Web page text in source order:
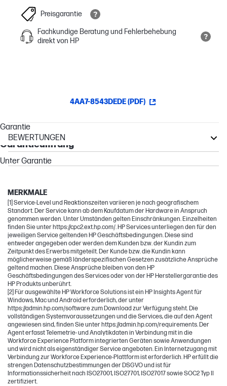
Preisgarantie
Fachkundige Beratung und Fehlerbehebung
direkt von HP
4AA7-8543DEDE (PDF)
Garantie
Garantieumfang
Unter Garantie
BEWERTUNGEN
EliteBook
Other compatible products
MERKMALE
[1] Service-Level und Reaktionszeiten variieren je nach geografischem
Standort. Der Service kann ab dem Kaufdatum der Hardware in Anspruch
genommen werden. Unter Umständen gelten Einschränkungen. Einzelheiten
finden Sie unter https://cpc2.ext.hp.com/. HP Services unterliegen den für den
jeweiligen Service geltenden HP Geschäftsbedingungen. Diese sind
entweder angegeben oder werden dem Kunden bzw. der Kundin zum
Zeitpunkt des Erwerbs mitgeteilt. Der Kunde bzw. die Kundin kann
möglicherweise gemäß länderspezifischen Gesetzen zusätzliche Ansprüche
geltend machen. Diese Ansprüche bleiben von den HP
Geschäftsbedingungen des Services oder von der HP Herstellergarantie des
HP Produkts unberührt.
[2] Für ausgewählte HP Workforce Solutions ist ein HP Insights Agent für
Windows, Mac und Android erforderlich, der unter
https://admin.hp.com/software zum Download zur Verfügung steht. Die
vollständigen Systemvoraussetzungen und die Services, die auf den Agent
angewiesen sind, finden Sie unter https://admin.hp.com/requirements. Der
Agent erfasst Telemetrie- und Analytikdaten in Verbindung mit in die
Workforce Experience Platform integrierten Geräten sowie Anwendungen
und wird nicht als eigenständiger Service angeboten. Ein Internetzugang mit
Verbindung zur Workforce Experience-Plattform ist erforderlich. HP erfüllt die
strengen Datenschutzbestimmungen der DSGVO und ist für
Informationssicherheit nach ISO27001, ISO27701, ISO27017 sowie SOC2 Typ II
zertifiziert.